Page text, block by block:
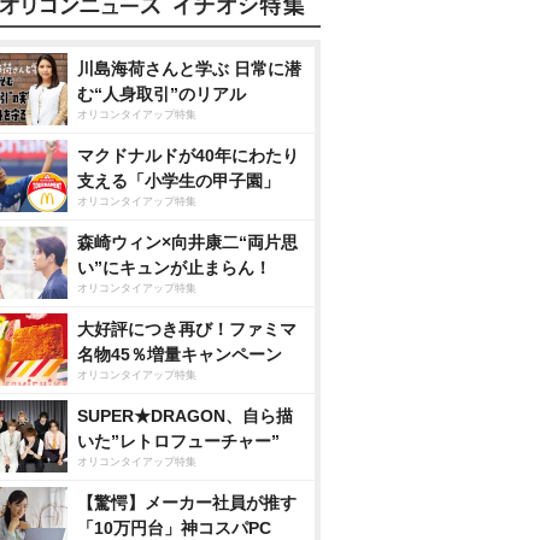
川島海荷さんと学ぶ 日常に潜
む“人身取引”のリアル
オリコンタイアップ特集
マクドナルドが40年にわたり
支える「小学生の甲子園」
オリコンタイアップ特集
森崎ウィン×向井康二“両片思
い”にキュンが止まらん！
オリコンタイアップ特集
大好評につき再び！ファミマ
名物45％増量キャンペーン
オリコンタイアップ特集
SUPER★DRAGON、自ら描
いた”レトロフューチャー”
オリコンタイアップ特集
【驚愕】メーカー社員が推す
「10万円台」神コスパPC